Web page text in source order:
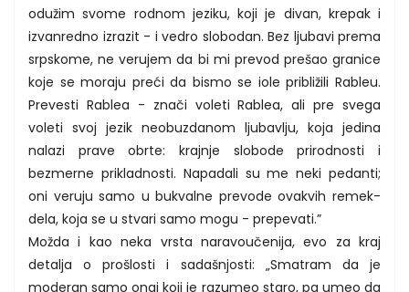
odužim svome rodnom jeziku, koji je divan, krepak i
izvanredno izrazit - i vedro slobodan. Bez ljubavi prema
srpskome, ne verujem da bi mi prevod prešao granice
koje se moraju preći da bismo se iole približili Rableu.
Prevesti Rablea - znači voleti Rablea, ali pre svega
voleti svoj jezik neobuzdanom ljubavlju, koja jedina
nalazi prave obrte: krajnje slobode prirodnosti i
bezmerne prikladnosti. Napadali su me neki pedanti;
oni veruju samo u bukvalne prevode ovakvih remek-
dela, koja se u stvari samo mogu - prepevati.”
Možda i kao neka vrsta naravoučenija, evo za kraj
detalja o prošlosti i sadašnjosti: „Smatram da je
moderan samo onaj koji je razumeo staro, pa umeo da